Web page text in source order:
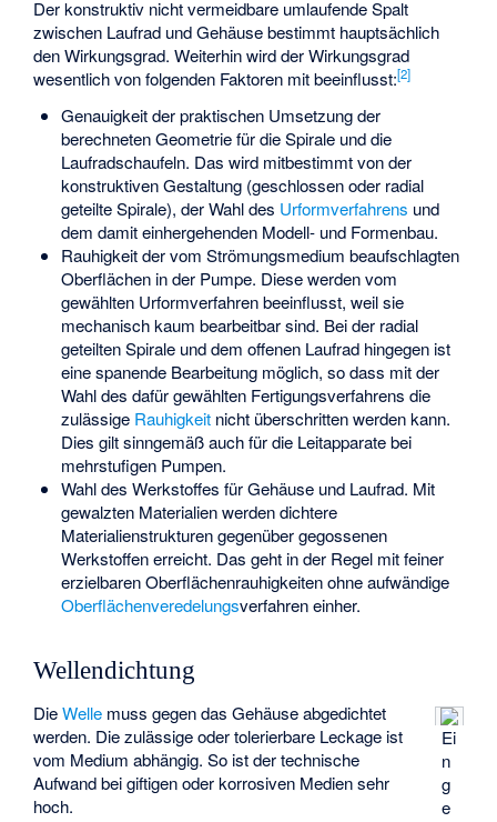
Der konstruktiv nicht vermeidbare umlaufende Spalt
zwischen Laufrad und Gehäuse bestimmt hauptsächlich
den Wirkungsgrad. Weiterhin wird der Wirkungsgrad
wesentlich von folgenden Faktoren mit beeinflusst:[2]
Genauigkeit der praktischen Umsetzung der
berechneten Geometrie für die Spirale und die
Laufradschaufeln. Das wird mitbestimmt von der
konstruktiven Gestaltung (geschlossen oder radial
geteilte Spirale), der Wahl des Urformverfahrens und
dem damit einhergehenden Modell- und Formenbau.
Rauhigkeit der vom Strömungsmedium beaufschlagten
Oberflächen in der Pumpe. Diese werden vom
gewählten Urformverfahren beeinflusst, weil sie
mechanisch kaum bearbeitbar sind. Bei der radial
geteilten Spirale und dem offenen Laufrad hingegen ist
eine spanende Bearbeitung möglich, so dass mit der
Wahl des dafür gewählten Fertigungsverfahrens die
zulässige Rauhigkeitnicht überschritten werden kann.
Dies gilt sinngemäß auch für die Leitapparate bei
mehrstufigen Pumpen.
Wahl des Werkstoffes für Gehäuse und Laufrad. Mit
gewalzten Materialien werden dichtere
Materialienstrukturen gegenüber gegossenen
Werkstoffen erreicht. Das geht in der Regel mit feiner
erzielbaren Oberflächenrauhigkeiten ohne aufwändige
Oberflächenveredelungsverfahren einher.
Wellendichtung
Ei
n
g
e
DieWelle muss gegen das Gehäuse abgedichtet
werden. Die zulässige oder tolerierbare Leckage ist
vom Medium abhängig. So ist der technische
Aufwand bei giftigen oder korrosiven Medien sehr
hoch.